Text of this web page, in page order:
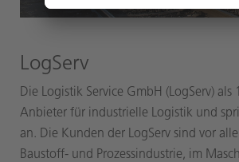
LogServ
Die Logistik Service GmbH (LogServ)
Anbieter für industrielle Logistik und
an. Die Kunden der LogServ sind vor
Baustoff- und Prozessindustrie, im